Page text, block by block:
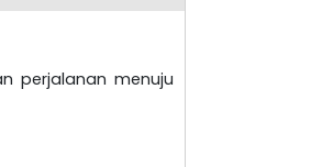
perjalanan menuju